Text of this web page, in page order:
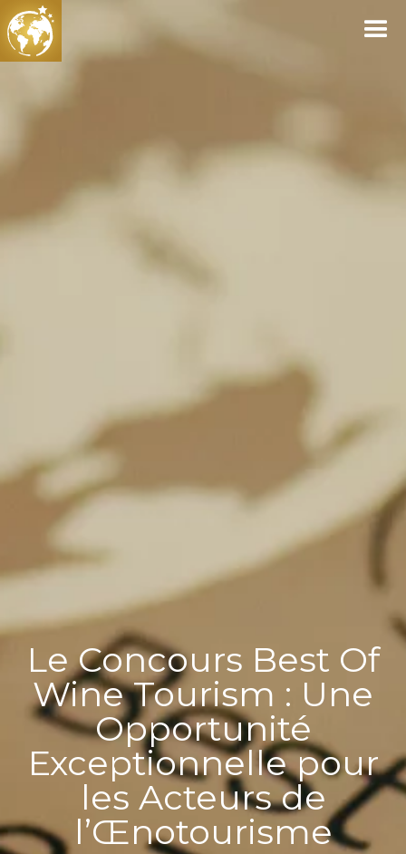
Le Concours Best Of
Wine Tourism : Une
Opportunité
Exceptionnelle pour
les Acteurs de
l’Œnotourisme